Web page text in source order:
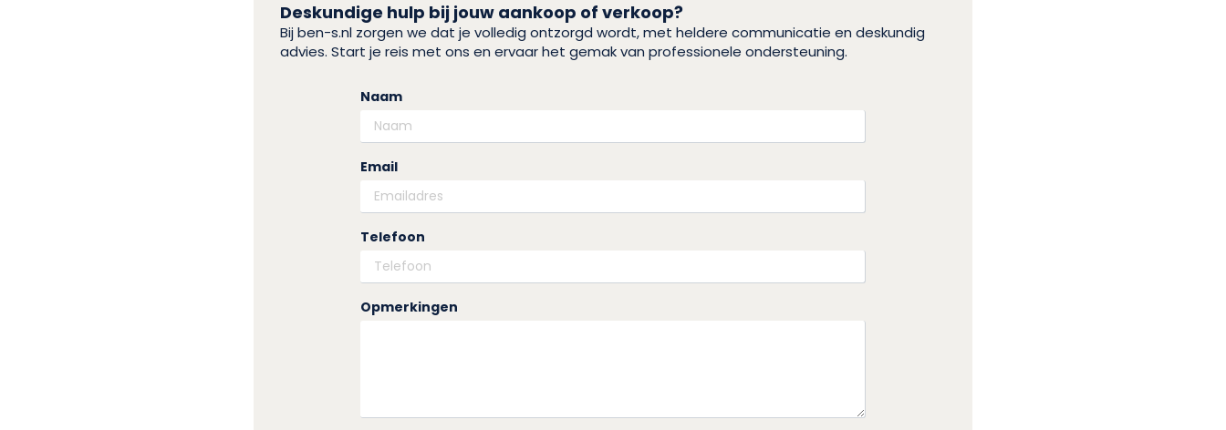
Deskundige hulp bij jouw aankoop of verkoop?
Bij ben-s.nl zorgen we dat je volledig ontzorgd wordt, met heldere communicatie en deskundig
advies. Start je reis met ons en ervaar het gemak van professionele ondersteuning.
Naam
Email
Telefoon
Opmerkingen